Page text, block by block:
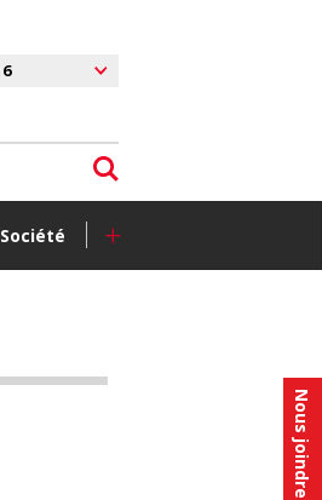
Nous joindre
Société +